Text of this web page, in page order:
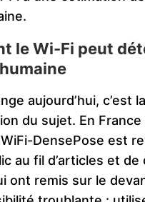
le Wi-Fi peut
aujourd’hui, c’est la
du sujet. En France
WiFi-DensePose est
au fil d’articles et de
ont remis sur le